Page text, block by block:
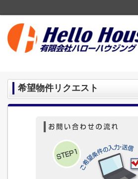
希望物件リクエスト